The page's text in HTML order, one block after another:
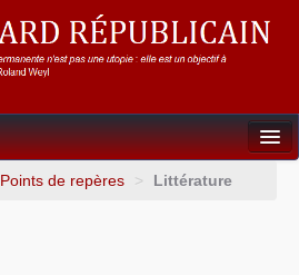
Points de repères > Littérature